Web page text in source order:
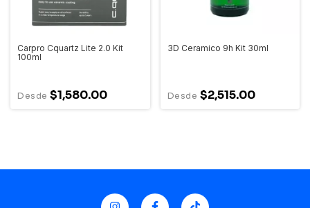
Carpro Cquartz Lite 2.0 Kit
100ml
$1,580.00
3D Ceramico 9h Kit 30ml
$2,515.00